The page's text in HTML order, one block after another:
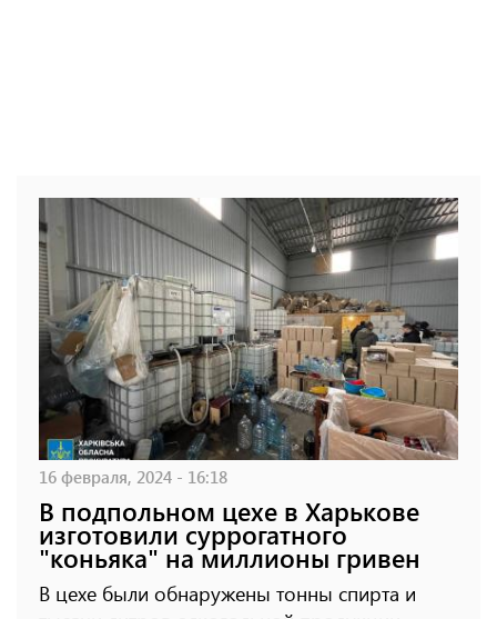
16 февраля, 2024 - 16:18
В подпольном цехе в Харькове
изготовили суррогатного
"коньяка" на миллионы гривен
В цехе были обнаружены тонны спирта и